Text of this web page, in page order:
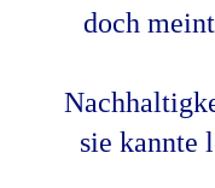
doch
sie kannte